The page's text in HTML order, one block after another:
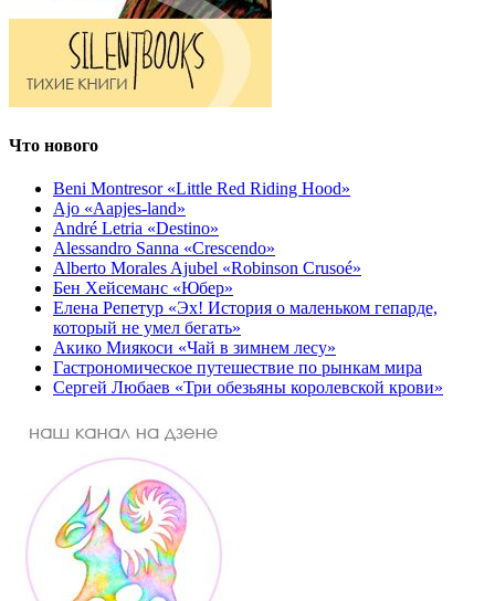
Что нового
Beni Montresor «Little Red Riding Hood»
Ajo «Aapjes-land»
André Letria «Destino»
Alessandro Sanna «Crescendo»
Alberto Morales Ajubel «Robinson Crusoé»
Бен Хейсеманс «Юбер»
Елена Репетур «Эх! История о маленьком гепарде,
который не умел бегать»
Акико Миякоси «Чай в зимнем лесу»
Гастрономическое путешествие по рынкам мира
Сергей Любаев «Три обезьяны королевской крови»